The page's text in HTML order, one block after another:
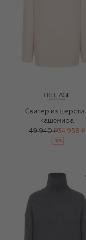
Свитер из шерсти
кашемира
49 940 ₽34 958 ₽
-30%